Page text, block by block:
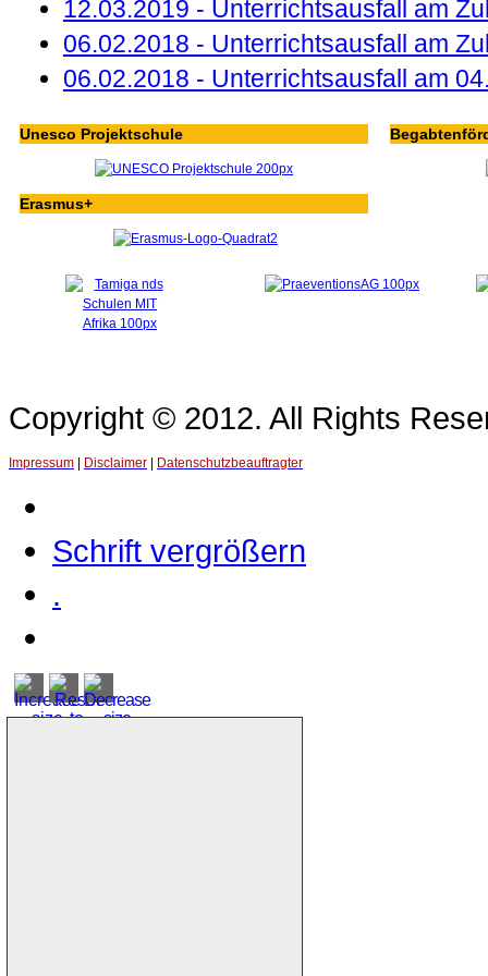
12.03.2019 - Unterrichtsausfall am
06.02.2018 - Unterrichtsausfall am
06.02.2018 - Unterrichtsausfall am
Unesco Projektschule
Erasmus+
Copyright © 2012. All Rights
Impressum | Disclaimer | Datenschutzbeauftragter
Schrift vergrößern
.